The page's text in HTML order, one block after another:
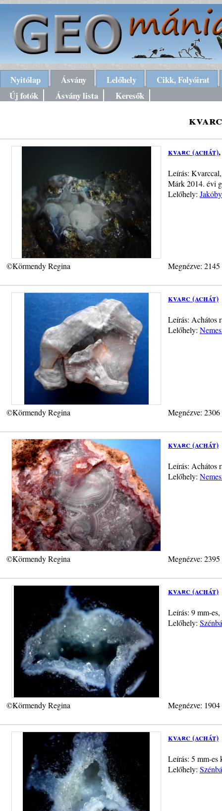
Nyitólap Ásvány Lelőhely
Cikk, Folyóirat
Új fotók
Ásvány lista Keresők
kvarc (achát)
Leírás:
Márk 2014. évi
Lelőhely:
©Körmendy Regina Megnézve:
kvarc (achát)
Leírás: Achátos
Lelőhely:
©Körmendy Regina Megnézve:
kvarc (achát)
Leírás: Achátos
Lelőhely:
©Körmendy Regina Megnézve:
kvarc (achát)
Leírás: 9 mm-
Lelőhely:
©Körmendy Regina Megnézve:
kvarc (achát)
Leírás: 5 mm-es
Lelőhely: